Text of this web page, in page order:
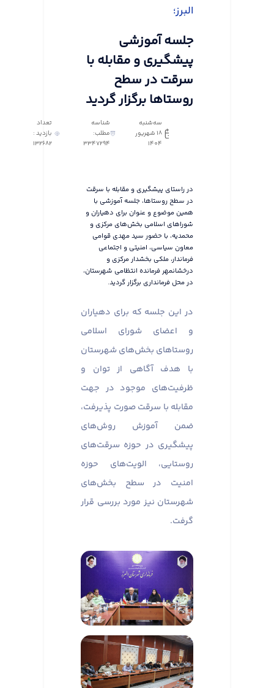
البرز؛
جلسه آموزشی
پیشگیری و مقابله با
سرقت در سطح
روستاها برگزار گردید
سه‌شنبه
18 شهریور
1404
شناسه
مطلب:
3347294
تعداد
بازدید :
132682
در راستای پیشگیری و مقابله با سرقت
در سطح روستاها، جلسه آموزشی با
همین موضوع و عنوان برای دهیاران و
شوراهای اسلامی بخش‌های مرکزی و
محمدیه، با حضور سید مهدی قوامی
معاون سیاسی، امنیتی و اجتماعی
فرماندار، ملکی بخشدار مرکزی و
درخشانمهر فرمانده انتظامی شهرستان،
در محل فرمانداری برگزار گردید.
در این جلسه که برای دهیاران
و اعضای شورای اسلامی
روستاهای بخش‌های شهرستان
با هدف آگاهی از توان و
ظرفیت‌های موجود در جهت
مقابله با سرقت صورت پذیرفت،
ضمن آموزش روش‌های
پیشگیری در حوزه سرقت‌های
روستایی، الویت‌های حوزه
امنیت در سطح بخش‌های
شهرستان نیز مورد بررسی قرار
گرفت.